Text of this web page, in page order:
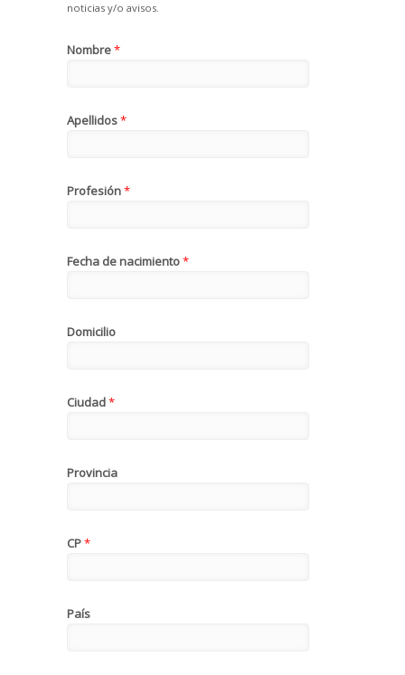
noticias y/o avisos.
Nombre*
Apellidos*
Profesión*
Fecha de nacimiento*
Domicilio
Ciudad*
Provincia
CP*
País